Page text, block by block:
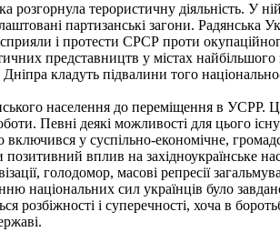
розгорнула терористичну діяльність. У
партизанські загони. Радянська
і протести СРСР проти
представництв у містах
кладуть підвалини того
населення до переміщення в УСРР.
Певні деякі можливості для цього
у суспільно-економічне,
вплив на західноукраїнське
голодомор, масові репресії
національних сил українців було
розбіжності і суперечності, хоча в